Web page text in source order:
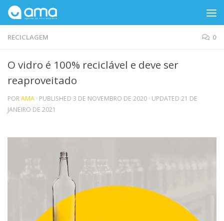
Skip to content
RECICLAGEM 0
O vidro é 100% reciclável e deve ser
reaproveitado
PORAMA · PUBLISHED 3 DE NOVEMBRO DE 2020 · UPDATED 21 DE
JANEIRO DE 2021